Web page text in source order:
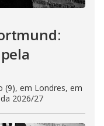
(9), em Londres, em
2026/27